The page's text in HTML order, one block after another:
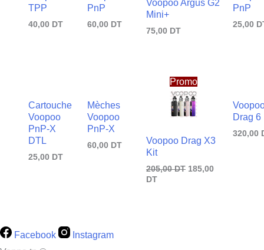
TPP
40,00 DT
PnP
60,00 DT
Voopoo Argus G2
Mini+
75,00 DT
PnP
25,00
Cartouche
Voopoo
PnP-X
DTL
25,00 DT
Mèches
Voopoo
PnP-X
60,00 DT
Promo
Voopoo Drag X3
Kit
205,00DT
prix
initial
était :
205,00
185,00
DT
prix
actuel
est :
185,00
Drag 6
320,00
Facebook
Instagram